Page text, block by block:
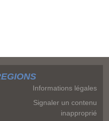
Informations légales
Signaler un contenu
inapproprié